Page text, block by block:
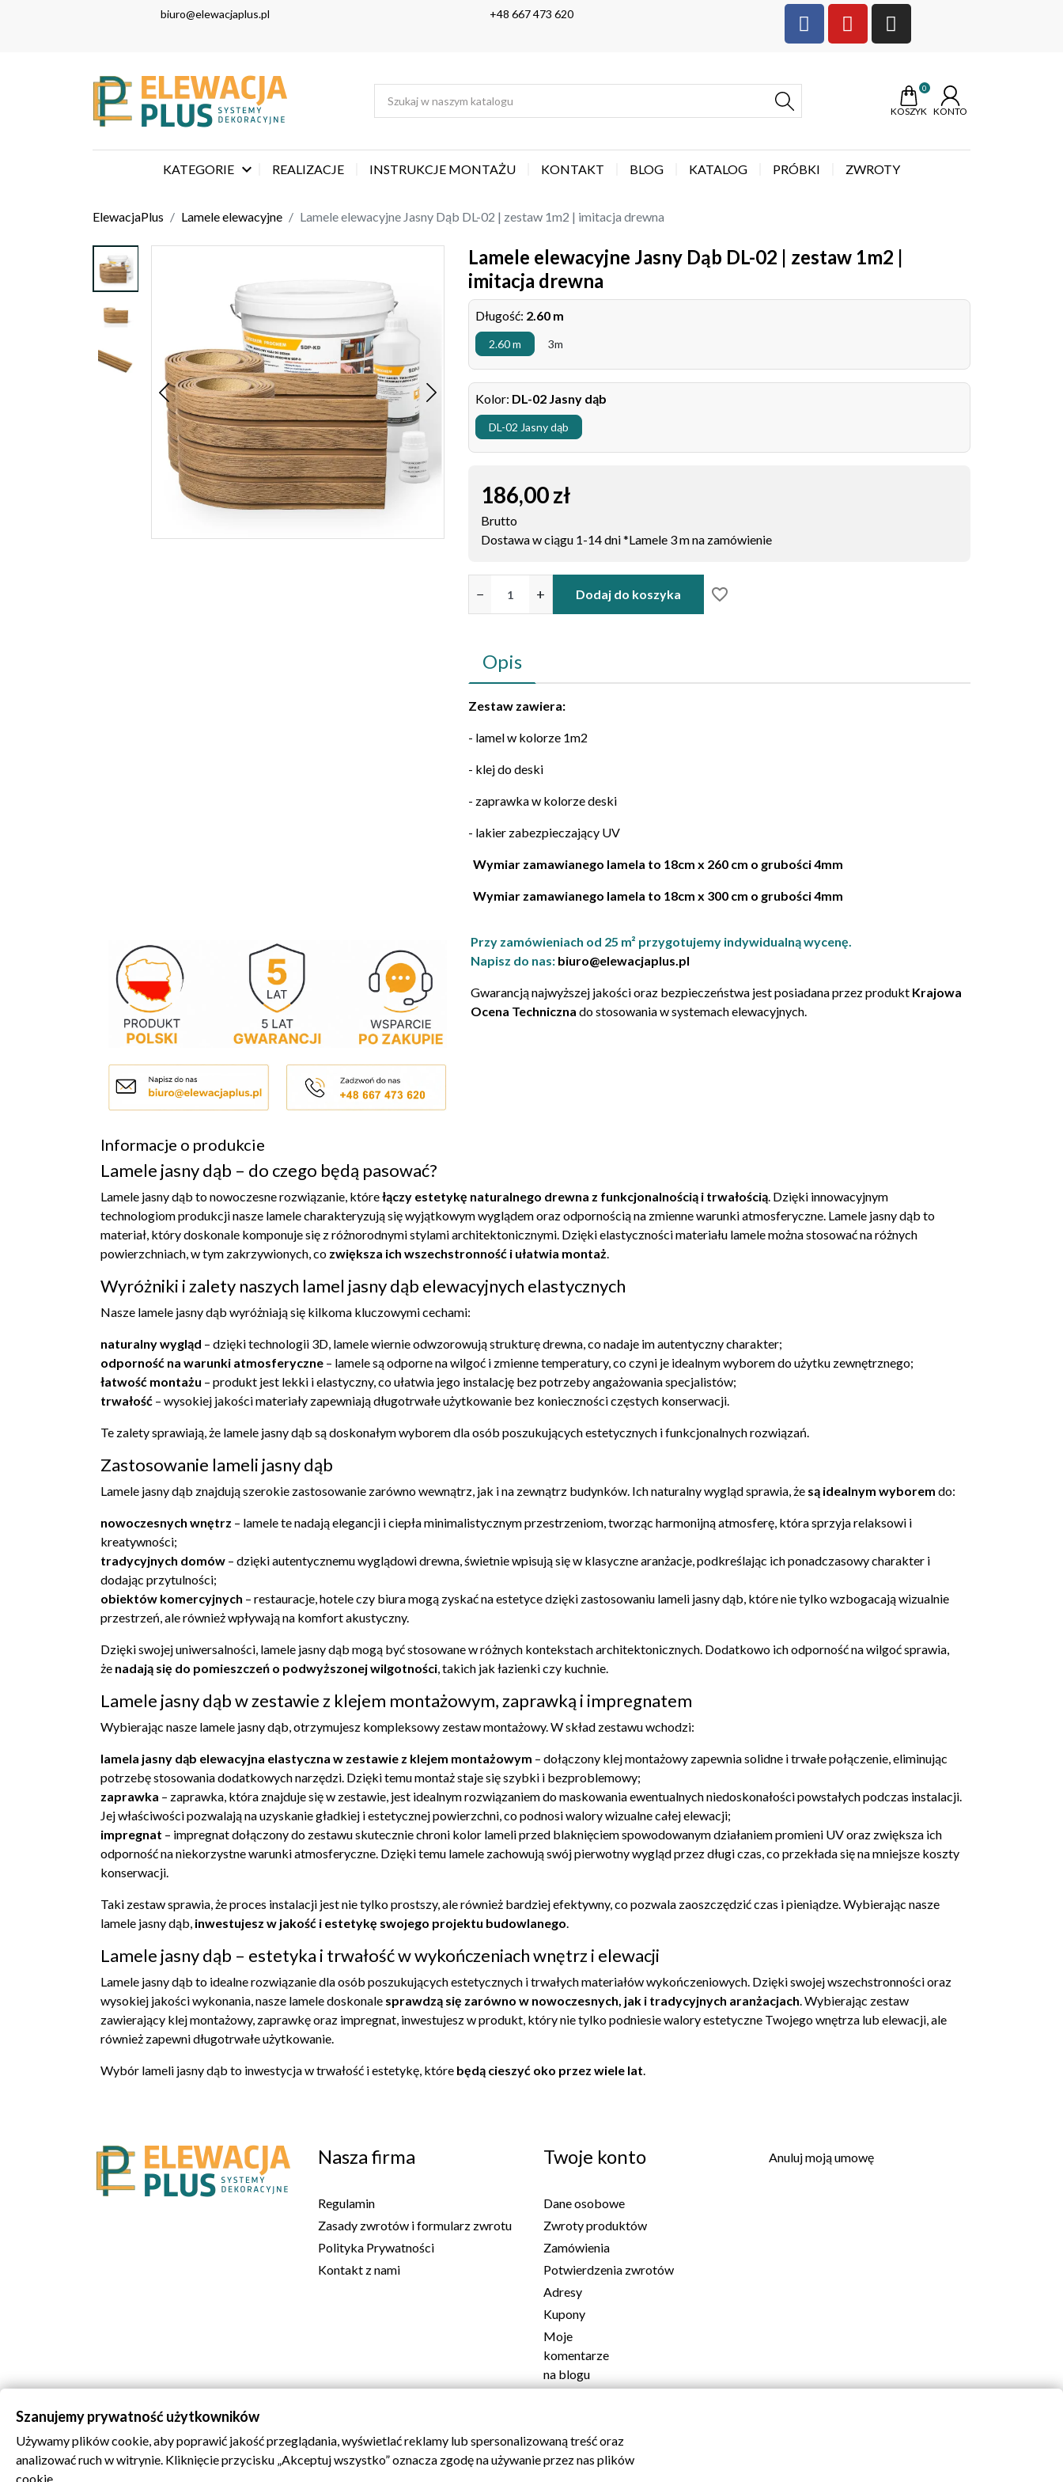
biuro@elewacjaplus.pl +48 667 473 620
KOSZYK
0
KONTO
KATEGORIE  REALIZACJE INSTRUKCJE MONTAŻU KONTAKT BLOG KATALOG PRÓBKI ZWROTY
ElewacjaPlus Lamele elewacyjne Lamele elewacyjne Jasny Dąb DL-02 | zestaw 1m2 | imitacja drewna
Lamele elewacyjne Jasny Dąb DL-02 | zestaw 1m2 |
imitacja drewna
Długość: 2.60 m
2.60 m 3m
Kolor: DL-02 Jasny dąb
DL-02 Jasny dąb
186,00 zł
Brutto
Dostawa w ciągu 1-14 dni *Lamele 3 m na zamówienie
− + Dodaj do koszyka favorite_border
Opis
Zestaw zawiera:
- lamel w kolorze 1m2
- klej do deski
- zaprawka w kolorze deski
- lakier zabezpieczający UV
Wymiar zamawianego lamela to 18cm x 260 cm o grubości 4mm
Wymiar zamawianego lamela to 18cm x 300 cm o grubości 4mm
Przy zamówieniach od 25 m² przygotujemy indywidualną wycenę.
Napisz do nas: biuro@elewacjaplus.pl
Gwarancją najwyższej jakości oraz bezpieczeństwa jest posiadana przez produkt Krajowa
Ocena Techniczna do stosowania w systemach elewacyjnych.
Informacje o produkcie
Lamele jasny dąb – do czego będą pasować?
Lamele jasny dąb to nowoczesne rozwiązanie, którełączy estetykę naturalnego drewna z funkcjonalnością i trwałością. Dzięki innowacyjnym
technologiom produkcji nasze lamele charakteryzują się wyjątkowym wyglądem oraz odpornością na zmienne warunki atmosferyczne. Lamele jasny dąb to
materiał, który doskonale komponuje się z różnorodnymi stylami architektonicznymi. Dzięki elastyczności materiału lamele można stosować na różnych
powierzchniach, w tym zakrzywionych, co zwiększa ich wszechstronność i ułatwia montaż.
Wyróżniki i zalety naszych lamel jasny dąb elewacyjnych elastycznych
Nasze lamele jasny dąb wyróżniają się kilkoma kluczowymi cechami:
naturalny wygląd – dzięki technologii 3D, lamele wiernie odwzorowują strukturę drewna, co nadaje im autentyczny charakter;
odporność na warunki atmosferyczne – lamele są odporne na wilgoć i zmienne temperatury, co czyni je idealnym wyborem do użytku zewnętrznego;
łatwość montażu – produkt jest lekki i elastyczny, co ułatwia jego instalację bez potrzeby angażowania specjalistów;
trwałość – wysokiej jakości materiały zapewniają długotrwałe użytkowanie bez konieczności częstych konserwacji.
Te zalety sprawiają, że lamele jasny dąb są doskonałym wyborem dla osób poszukujących estetycznych i funkcjonalnych rozwiązań.
Zastosowanie lameli jasny dąb
Lamele jasny dąb znajdują szerokie zastosowanie zarówno wewnątrz, jak i na zewnątrz budynków. Ich naturalny wygląd sprawia, że są idealnym wyborem do:
nowoczesnych wnętrz – lamele te nadają elegancji i ciepła minimalistycznym przestrzeniom, tworząc harmonijną atmosferę, która sprzyja relaksowi i
kreatywności;
tradycyjnych domów – dzięki autentycznemu wyglądowi drewna, świetnie wpisują się w klasyczne aranżacje, podkreślając ich ponadczasowy charakter i
dodając przytulności;
obiektów komercyjnych – restauracje, hotele czy biura mogą zyskać na estetyce dzięki zastosowaniu lameli jasny dąb, które nie tylko wzbogacają wizualnie
przestrzeń, ale również wpływają na komfort akustyczny.
Dzięki swojej uniwersalności, lamele jasny dąb mogą być stosowane w różnych kontekstach architektonicznych. Dodatkowo ich odporność na wilgoć sprawia,
że nadają się do pomieszczeń o podwyższonej wilgotności, takich jak łazienki czy kuchnie.
Lamele jasny dąb w zestawie z klejem montażowym, zaprawką i impregnatem
Wybierając nasze lamele jasny dąb, otrzymujesz kompleksowy zestaw montażowy. W skład zestawu wchodzi:
lamela jasny dąb elewacyjna elastyczna w zestawie z klejem montażowym – dołączony klej montażowy zapewnia solidne i trwałe połączenie, eliminując
potrzebę stosowania dodatkowych narzędzi. Dzięki temu montaż staje się szybki i bezproblemowy;
zaprawka – zaprawka, która znajduje się w zestawie, jest idealnym rozwiązaniem do maskowania ewentualnych niedoskonałości powstałych podczas instalacji.
Jej właściwości pozwalają na uzyskanie gładkiej i estetycznej powierzchni, co podnosi walory wizualne całej elewacji;
impregnat – impregnat dołączony do zestawu skutecznie chroni kolor lameli przed blaknięciem spowodowanym działaniem promieni UV oraz zwiększa ich
odporność na niekorzystne warunki atmosferyczne. Dzięki temu lamele zachowują swój pierwotny wygląd przez długi czas, co przekłada się na mniejsze koszty
konserwacji.
Taki zestaw sprawia, że proces instalacji jest nie tylko prostszy, ale również bardziej efektywny, co pozwala zaoszczędzić czas i pieniądze. Wybierając nasze
lamele jasny dąb, inwestujesz w jakość i estetykę swojego projektu budowlanego.
Lamele jasny dąb – estetyka i trwałość w wykończeniach wnętrz i elewacji
Lamele jasny dąb to idealne rozwiązanie dla osób poszukujących estetycznych i trwałych materiałów wykończeniowych. Dzięki swojej wszechstronności oraz
wysokiej jakości wykonania, nasze lamele doskonale sprawdzą się zarówno w nowoczesnych, jak i tradycyjnych aranżacjach. Wybierając zestaw
zawierający klej montażowy, zaprawkę oraz impregnat, inwestujesz w produkt, który nie tylko podniesie walory estetyczne Twojego wnętrza lub elewacji, ale
również zapewni długotrwałe użytkowanie.
Wybór lameli jasny dąb to inwestycja w trwałość i estetykę, które będą cieszyć oko przez wiele lat.
Nasza firma
Regulamin
Zasady zwrotów i formularz zwrotu
Polityka Prywatności
Kontakt z nami
Twoje konto
Dane osobowe
Zwroty produktów
Zamówienia
Potwierdzenia zwrotów
Adresy
Kupony
Moje
komentarze
na blogu
blogu
Returns & Cancellations
Anuluj moją umowę
Szanujemy prywatność użytkowników
Używamy plików cookie, aby poprawić jakość przeglądania, wyświetlać reklamy lub spersonalizowaną treść oraz
analizować ruch w witrynie. Kliknięcie przycisku „Akceptuj wszystko” oznacza zgodę na używanie przez nas plików
cookie.